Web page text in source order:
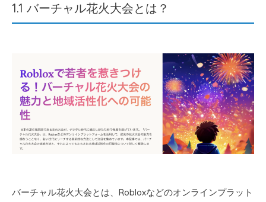
1.1 バーチャル花火大会とは？
バーチャル花火大会とは、Robloxなどのオンラインプラット